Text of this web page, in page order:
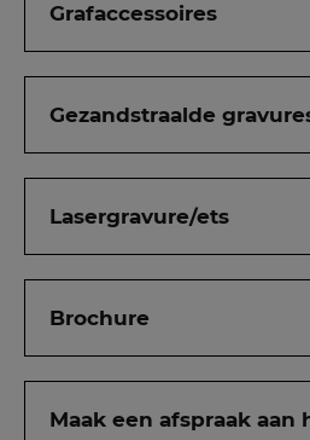
Grafaccessoires
Gezandstraalde
Lasergravure/ets
Brochure
Maak een afspraak aan